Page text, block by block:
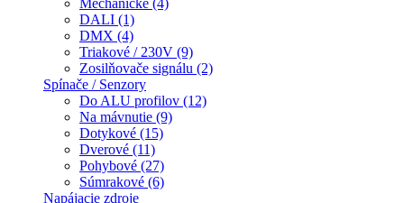
Mechanické (4)
DALI (1)
DMX (4)
Triakové / 230V (9)
Zosilňovače signálu (2)
Spínače / Senzory
Do ALU profilov (12)
Na mávnutie (9)
Dotykové (15)
Dverové (11)
Pohybové (27)
Súmrakové (6)
Napájacie zdroje